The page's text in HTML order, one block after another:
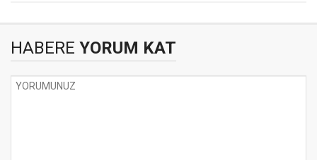
HABERE YORUM KAT